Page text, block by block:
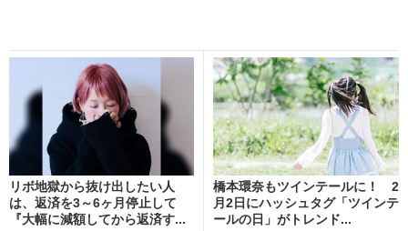
リボ地獄から抜け出したい人
は、返済を3～6ヶ月停止して
『大幅に減額してから返済す...
橋本環奈もツインテールに！ 2
月2日にハッシュタグ「ツインテ
ールの日」がトレンド...